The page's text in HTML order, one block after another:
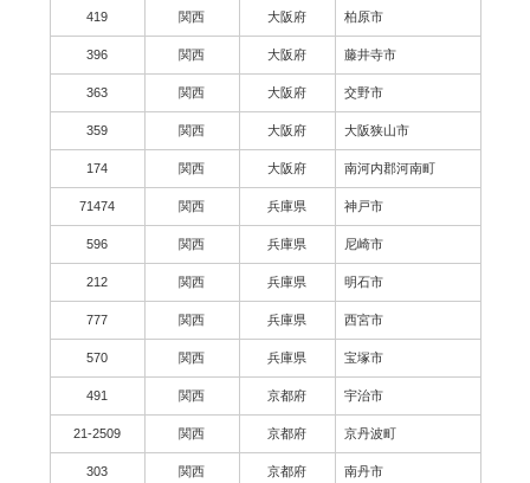
419 関西 大阪府 柏原市
396 関西 大阪府 藤井寺市
363 関西 大阪府 交野市
359 関西 大阪府 大阪狭山市
174 関西 大阪府 南河内郡河南町
71474 関西 兵庫県 神戸市
596 関西 兵庫県 尼崎市
212 関西 兵庫県 明石市
777 関西 兵庫県 西宮市
570 関西 兵庫県 宝塚市
491 関西 京都府 宇治市
21-2509 関西 京都府 京丹波町
303 関西 京都府 南丹市